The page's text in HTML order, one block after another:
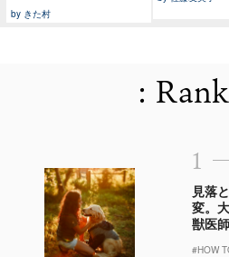
by きた村
:
1
見落
変。
獣医
#HOW